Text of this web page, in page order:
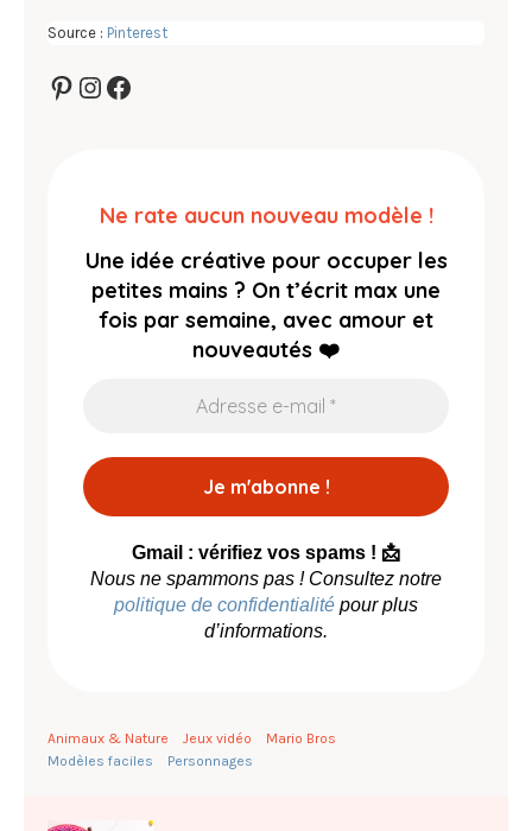
Source : Pinterest
Pinterest
Instagram
Facebook
Ne rate aucun nouveau modèle !
Une idée créative pour occuper les
petites mains ? On t’écrit max une
fois par semaine, avec amour et
nouveautés ❤️
Gmail : vérifiez vos spams ! 📩
Nous ne spammons pas ! Consultez notre
politique de confidentialité pour plus
d’informations.
Animaux & Nature Jeux vidéo
Mario Bros
Modèles faciles
Personnages